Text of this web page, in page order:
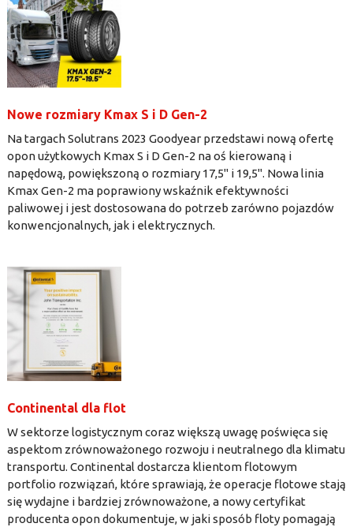
Nowe rozmiary Kmax S i D Gen-2
Na targach Solutrans 2023 Goodyear przedstawi nową ofertę
opon użytkowych Kmax S i D Gen-2 na oś kierowaną i
napędową, powiększoną o rozmiary 17,5" i 19,5". Nowa linia
Kmax Gen-2 ma poprawiony wskaźnik efektywności
paliwowej i jest dostosowana do potrzeb zarówno pojazdów
konwencjonalnych, jak i elektrycznych.
Continental dla flot
W sektorze logistycznym coraz większą uwagę poświęca się
aspektom zrównoważonego rozwoju i neutralnego dla klimatu
transportu. Continental dostarcza klientom flotowym
portfolio rozwiązań, które sprawiają, że operacje flotowe stają
się wydajne i bardziej zrównoważone, a nowy certyfikat
producenta opon dokumentuje, w jaki sposób floty pomagają